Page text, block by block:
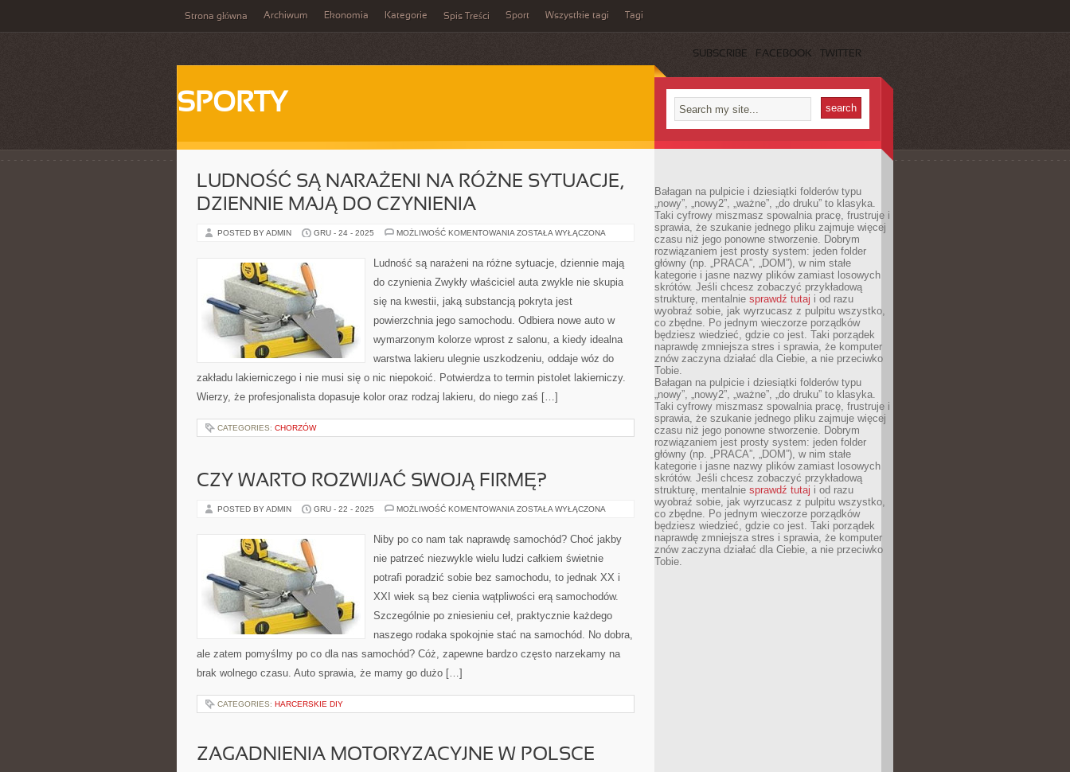
Strona główna Archiwum Ekonomia Kategorie Spis Treści Sport Wszystkie tagi Tagi
SUBSCRIBE FACEBOOK TWITTER
SPORTY
LUDNOŚĆ SĄ NARAŻENI NA RÓŻNE SYTUACJE,
DZIENNIE MAJĄ DO CZYNIENIA
POSTED BY ADMIN GRU - 24 - 2025 MOŻLIWOŚĆ KOMENTOWANIA LUDNOŚĆ
RÓŻNE
DZIENNIE
DO
ZOSTAŁA WYŁĄCZONA
Ludność są narażeni na różne sytuacje, dziennie mają
do czynienia Zwykły właściciel auta zwykle nie skupia
się na kwestii, jaką substancją pokryta jest
powierzchnia jego samochodu. Odbiera nowe auto w
wymarzonym kolorze wprost z salonu, a kiedy idealna
warstwa lakieru ulegnie uszkodzeniu, oddaje wóz do
zakładu lakierniczego i nie musi się o nic niepokoić. Potwierdza to termin pistolet lakierniczy.
Wierzy, że profesjonalista dopasuje kolor oraz rodzaj lakieru, do niego zaś […]
CATEGORIES: CHORZÓW
CZY WARTO ROZWIJAĆ SWOJĄ FIRMĘ?
POSTED BY ADMIN GRU - 22 - 2025 MOŻLIWOŚĆ KOMENTOWANIA CZY
FIRMĘ?
ZOSTAŁA WYŁĄCZONA
Niby po co nam tak naprawdę samochód? Choć jakby
nie patrzeć niezwykle wielu ludzi całkiem świetnie
potrafi poradzić sobie bez samochodu, to jednak XX i
XXI wiek są bez cienia wątpliwości erą samochodów.
Szczególnie po zniesieniu ceł, praktycznie każdego
naszego rodaka spokojnie stać na samochód. No dobra,
ale zatem pomyślmy po co dla nas samochód? Cóż, zapewne bardzo często narzekamy na
brak wolnego czasu. Auto sprawia, że mamy go dużo […]
CATEGORIES: HARCERSKIE DIY
ZAGADNIENIA MOTORYZACYJNE W POLSCE
Bałagan na pulpicie i dziesiątki folderów typu
„nowy”, „nowy2”, „ważne”, „do druku” to klasyka.
Taki cyfrowy miszmasz spowalnia pracę, frustruje i
sprawia, że szukanie jednego pliku zajmuje więcej
czasu niż jego ponowne stworzenie. Dobrym
rozwiązaniem jest prosty system: jeden folder
główny (np. „PRACA”, „DOM”), w nim stałe
kategorie i jasne nazwy plików zamiast losowych
skrótów. Jeśli chcesz zobaczyć przykładową
strukturę, mentalnie sprawdź tutaj i od razu
wyobraź sobie, jak wyrzucasz z pulpitu wszystko,
co zbędne. Po jednym wieczorze porządków
będziesz wiedzieć, gdzie co jest. Taki porządek
naprawdę zmniejsza stres i sprawia, że komputer
znów zaczyna działać dla Ciebie, a nie przeciwko
Tobie.
Bałagan na pulpicie i dziesiątki folderów typu
„nowy”, „nowy2”, „ważne”, „do druku” to klasyka.
Taki cyfrowy miszmasz spowalnia pracę, frustruje i
sprawia, że szukanie jednego pliku zajmuje więcej
czasu niż jego ponowne stworzenie. Dobrym
rozwiązaniem jest prosty system: jeden folder
główny (np. „PRACA”, „DOM”), w nim stałe
kategorie i jasne nazwy plików zamiast losowych
skrótów. Jeśli chcesz zobaczyć przykładową
strukturę, mentalnie sprawdź tutaj i od razu
wyobraź sobie, jak wyrzucasz z pulpitu wszystko,
co zbędne. Po jednym wieczorze porządków
będziesz wiedzieć, gdzie co jest. Taki porządek
naprawdę zmniejsza stres i sprawia, że komputer
znów zaczyna działać dla Ciebie, a nie przeciwko
Tobie.